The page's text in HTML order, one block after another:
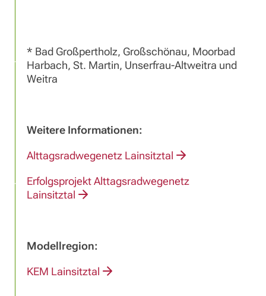
* Bad Großpertholz, Großschönau, Moorbad
Harbach, St. Martin, Unserfrau-Altweitra und
Weitra
Weitere Informationen:
Alttagsradwegenetz Lainsitztal
Erfolgsprojekt Alttagsradwegenetz
Lainsitztal
Modellregion:
KEM Lainsitztal